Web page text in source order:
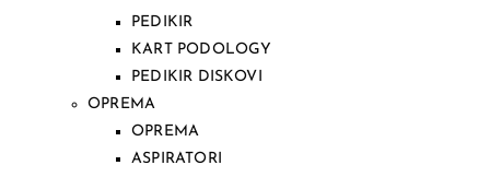
PEDIKIR
KART PODOLOGY
PEDIKIR DISKOVI
OPREMA
OPREMA
ASPIRATORI